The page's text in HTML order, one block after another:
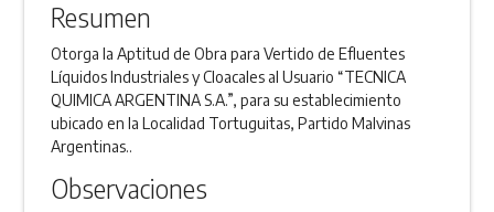
Resumen
Otorga la Aptitud de Obra para Vertido de Efluentes
Líquidos Industriales y Cloacales al Usuario “TECNICA
QUIMICA ARGENTINA S.A.”, para su establecimiento
ubicado en la Localidad Tortuguitas, Partido Malvinas
Argentinas..
Observaciones